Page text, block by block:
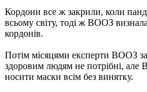
Кордони все ж закрили, коли
всьому світу, тоді ж ВООЗ
кордонів.
Потім місяцями експерти ВООЗ
здоровим людям не потрібні, але
носити маски всім без винятку.